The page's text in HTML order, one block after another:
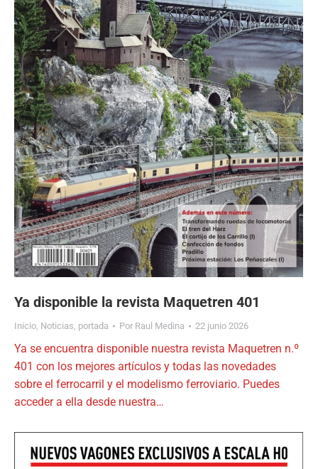
Ya disponible la revista Maquetren 401
Inicio Noticias portada Por Raul Medina 22 junio 2026
Ya se encuentra disponible nuestra revista Maquetren n.º
401 con los mejores artículos y todas las novedades
sobre el ferrocarril y el modelismo ferroviario. Puedes
acceder a ella desde nuestra…